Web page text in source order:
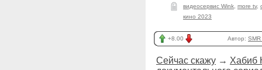
видеосервис Wink more tv,
кино 2023
+8.00 Автор:
Сейчас скажу → Хабиб